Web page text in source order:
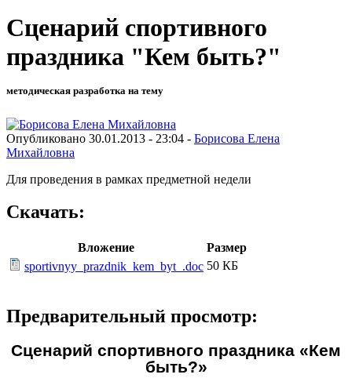
Сценарий спортивного
праздника "Кем быть?"
методическая разработка на тему
Опубликовано 30.01.2013 - 23:04 - Борисова Елена
Михайловна
Для проведения в рамках предметной недели
Скачать:
Вложение
Размер
sportivnyy_prazdnik_kem_byt_.doc 50 КБ
Предварительный просмотр:
Сценарий спортивного праздника «Кем
быть?»